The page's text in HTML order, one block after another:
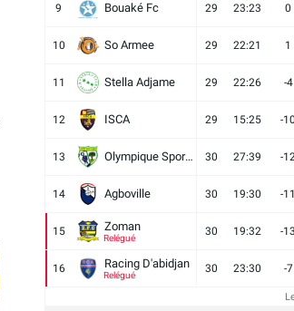
9 Bouaké Fc 29 23:23 0
10 So Armee 29 22:21 1
11 Stella Adjame 29 22:26 -4
12 ISCA 29 15:25 -10
13 Olympique Sport d'Abobo FC 30 27:39 -
14 Agboville 30 19:30 -11
15 Zoman
Relégué
30 19:32 -13
16 Racing D'abidjan
Relégué
30 23:30 -7